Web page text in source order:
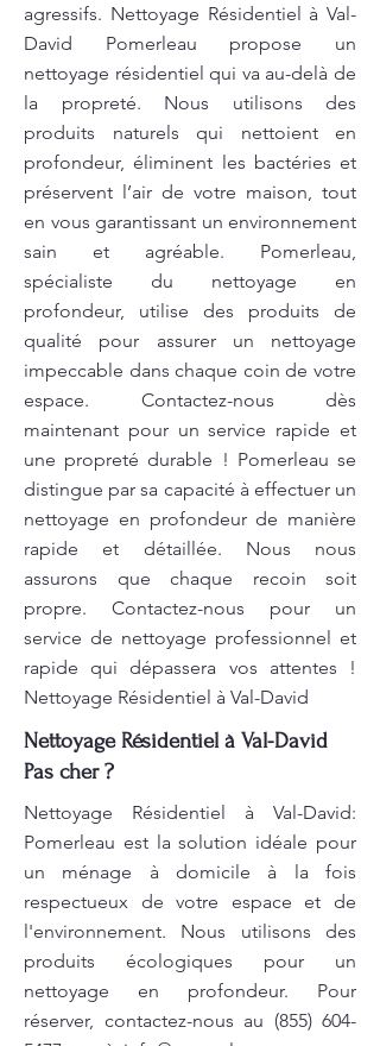
agressifs. Nettoyage Résidentiel à Val-
David Pomerleau propose un
nettoyage résidentiel qui va au-delà de
la propreté. Nous utilisons des
produits naturels qui nettoient en
profondeur, éliminent les bactéries et
préservent l’air de votre maison, tout
en vous garantissant un environnement
sain et agréable. Pomerleau,
spécialiste du nettoyage en
profondeur, utilise des produits de
qualité pour assurer un nettoyage
impeccable dans chaque coin de votre
espace. Contactez-nous dès
maintenant pour un service rapide et
une propreté durable ! Pomerleau se
distingue par sa capacité à effectuer un
nettoyage en profondeur de manière
rapide et détaillée. Nous nous
assurons que chaque recoin soit
propre. Contactez-nous pour un
service de nettoyage professionnel et
rapide qui dépassera vos attentes !
Nettoyage Résidentiel à Val-David
Nettoyage Résidentiel à Val-David
Pas cher ?
Nettoyage Résidentiel à Val-David:
Pomerleau est la solution idéale pour
un ménage à domicile à la fois
respectueux de votre espace et de
l'environnement. Nous utilisons des
produits écologiques pour un
nettoyage en profondeur. Pour
réserver, contactez-nous au (855) 604-